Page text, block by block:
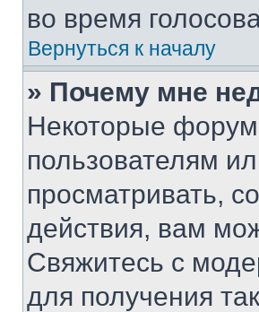
во время
Вернуться к началу
» Почему мне
Некоторые
пользователям
просматривать,
действия, вам
Свяжитесь с
для получения